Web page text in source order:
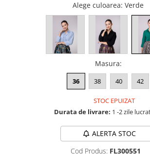
Alege culoarea: Verde
Masura:
36 38 40 42
STOC EPUIZAT
Durata de livrare: 1 -2 zile
ALERTA STOC
Cod Produs: FL300551